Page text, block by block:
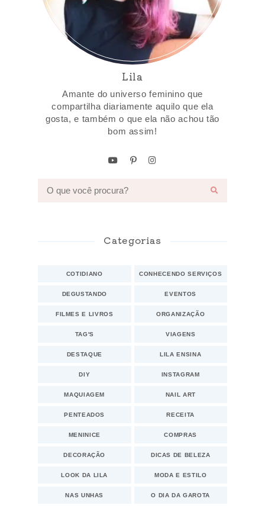
Lila
Amante do universo feminino que
compartilha diariamente aquilo que ela
gosta, e também o que ela não achou tão
bom assim!
Categorias
COTIDIANO CONHECENDO SERVIÇOS
DEGUSTANDO EVENTOS
FILMES E LIVROS ORGANIZAÇÃO
TAG'S VIAGENS
DESTAQUE LILA ENSINA
DIY INSTAGRAM
MAQUIAGEM NAIL ART
PENTEADOS RECEITA
MENINICE COMPRAS
DECORAÇÃO DICAS DE BELEZA
LOOK DA LILA MODA E ESTILO
NAS UNHAS O DIA DA GAROTA